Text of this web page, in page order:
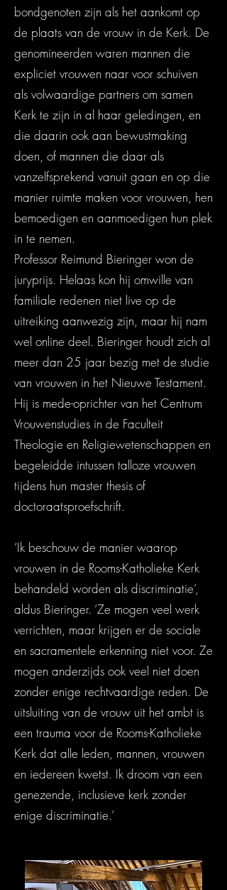
bondgenoten zijn als het aankomt op
de plaats van de vrouw in de Kerk. De
genomineerden waren mannen die
expliciet vrouwen naar voor schuiven
als volwaardige partners om samen
Kerk te zijn in al haar geledingen, en
die daarin ook aan bewustmaking
doen, of mannen die daar als
vanzelfsprekend vanuit gaan en op die
manier ruimte maken voor vrouwen, hen
bemoedigen en aanmoedigen hun plek
in te nemen.
Professor Reimund Bieringer won de
juryprijs. Helaas kon hij omwille van
familiale redenen niet live op de
uitreiking aanwezig zijn, maar hij nam
wel online deel. Bieringer houdt zich al
meer dan 25 jaar bezig met de studie
van vrouwen in het Nieuwe Testament.
Hij is mede-oprichter van het Centrum
Vrouwenstudies in de Faculteit
Theologie en Religiewetenschappen en
begeleidde intussen talloze vrouwen
tijdens hun master thesis of
doctoraatsproefschrift.
‘Ik beschouw de manier waarop
vrouwen in de Rooms-Katholieke Kerk
behandeld worden als discriminatie’,
aldus Bieringer. ‘Ze mogen veel werk
verrichten, maar krijgen er de sociale
en sacramentele erkenning niet voor. Ze
mogen anderzijds ook veel niet doen
zonder enige rechtvaardige reden. De
uitsluiting van de vrouw uit het ambt is
een trauma voor de Rooms-Katholieke
Kerk dat alle leden, mannen, vrouwen
en iedereen kwetst. Ik droom van een
genezende, inclusieve kerk zonder
enige discriminatie.’